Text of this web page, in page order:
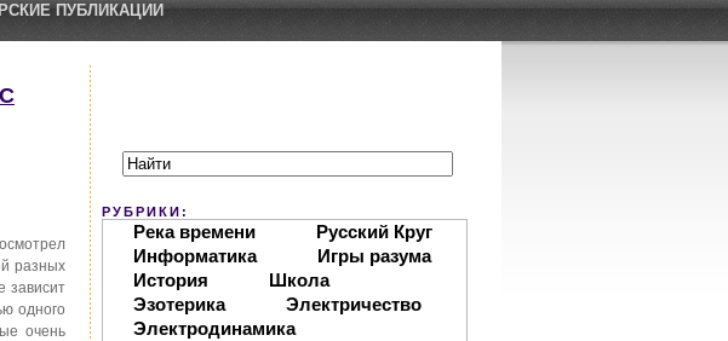
ПУБЛИКАЦИИ
разных
зависит
одного
очень
РУБРИКИ:
Река времени
Русский Круг
Информатика
Игры разума
История
Школа
Эзотерика
Электричество
Электродинамика